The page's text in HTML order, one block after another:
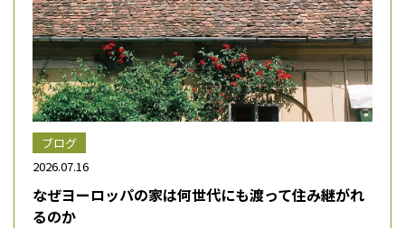
ブログ
2026.07.16
なぜヨーロッパの家は何世代にも渡って住み継がれ
るのか